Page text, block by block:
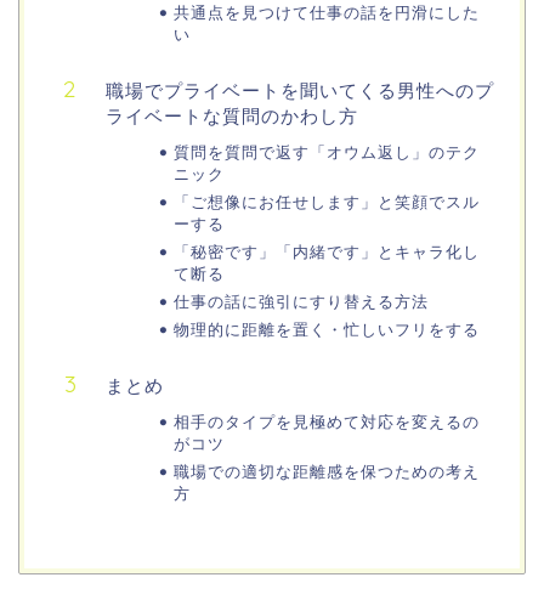
共通点を見つけて仕事の話を円滑にした
い
職場でプライベートを聞いてくる男性へのプ
ライベートな質問のかわし方
質問を質問で返す「オウム返し」のテク
ニック
「ご想像にお任せします」と笑顔でスル
ーする
「秘密です」「内緒です」とキャラ化し
て断る
仕事の話に強引にすり替える方法
物理的に距離を置く・忙しいフリをする
まとめ
相手のタイプを見極めて対応を変えるの
がコツ
職場での適切な距離感を保つための考え
方